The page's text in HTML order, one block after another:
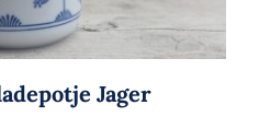
Jager